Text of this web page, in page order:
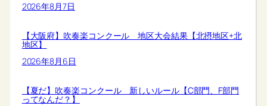
2026年8月7日
【大阪府】吹奏楽コンクール 地区大会結果【北摂地区+北
地区】
2026年8月6日
【夏だ】吹奏楽コンクール 新しいルール【C部門、F部門
ってなんだ？】